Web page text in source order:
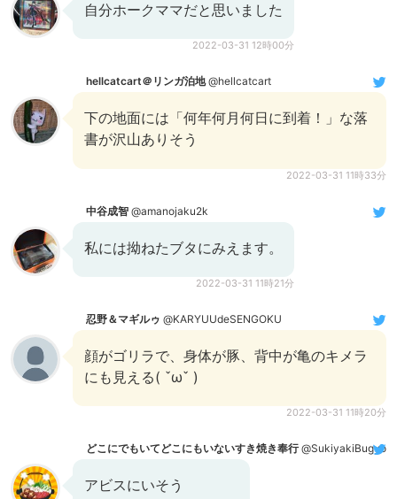
自分ホークママだと思いました
2022-03-31 12時00分
hellcatcart＠リンガ泊地@hellcatcart
下の地面には「何年何月何日に到着！」な落
書が沢山ありそう
2022-03-31 11時33分
中谷成智 @amanojaku2k
私には拗ねたブタにみえます。
2022-03-31 11時21分
忍野＆マギルゥ @KARYUUdeSENGOKU
顔がゴリラで、身体が豚、背中が亀のキメラ
にも見える( ˇωˇ )
2022-03-31 11時20分
どこにでもいてどこにもいないすき焼き奉行@SukiyakiBugyo
アビスにいそう